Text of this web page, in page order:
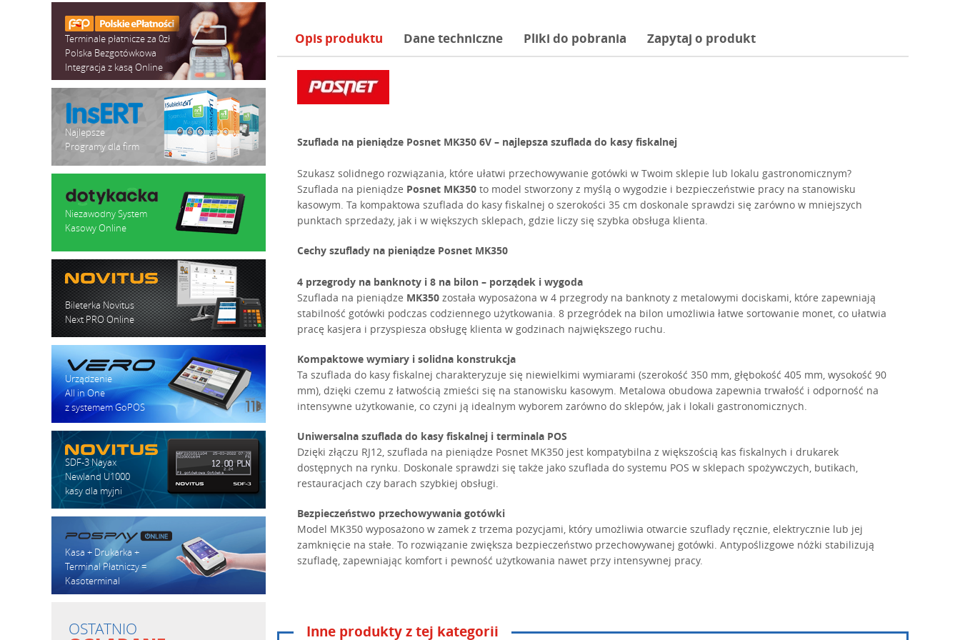
Opis produktu Dane techniczne Pliki do pobrania Zapytaj o produkt
Szuflada na pieniądze Posnet MK350 6V – najlepsza szuflada do kasy fiskalnej
Szukasz solidnego rozwiązania, które ułatwi przechowywanie gotówki w Twoim sklepie lub lokalu gastronomicznym?
Szuflada na pieniądze Posnet MK350 to model stworzony z myślą o wygodzie i bezpieczeństwie pracy na stanowisku
kasowym. Ta kompaktowa szuflada do kasy fiskalnej o szerokości 35 cm doskonale sprawdzi się zarówno w mniejszych
punktach sprzedaży, jak i w większych sklepach, gdzie liczy się szybka obsługa klienta.
Cechy szuflady na pieniądze Posnet MK350
4 przegrody na banknoty i 8 na bilon – porządek i wygoda
Szuflada na pieniądze MK350 została wyposażona w 4 przegrody na banknoty z metalowymi dociskami, które zapewniają
stabilność gotówki podczas codziennego użytkowania. 8 przegródek na bilon umożliwia łatwe sortowanie monet, co ułatwia
pracę kasjera i przyspiesza obsługę klienta w godzinach największego ruchu.
Kompaktowe wymiary i solidna konstrukcja
Ta szuflada do kasy fiskalnej charakteryzuje się niewielkimi wymiarami (szerokość 350 mm, głębokość 405 mm, wysokość 90
mm), dzięki czemu z łatwością zmieści się na stanowisku kasowym. Metalowa obudowa zapewnia trwałość i odporność na
intensywne użytkowanie, co czyni ją idealnym wyborem zarówno do sklepów, jak i lokali gastronomicznych.
Uniwersalna szuflada do kasy fiskalnej i terminala POS
Dzięki złączu RJ12, szuflada na pieniądze Posnet MK350 jest kompatybilna z większością kas fiskalnych i drukarek
dostępnych na rynku. Doskonale sprawdzi się także jako szuflada do systemu POS w sklepach spożywczych, butikach,
restauracjach czy barach szybkiej obsługi.
Bezpieczeństwo przechowywania gotówki
Model MK350 wyposażono w zamek z trzema pozycjami, który umożliwia otwarcie szuflady ręcznie, elektrycznie lub jej
zamknięcie na stałe. To rozwiązanie zwiększa bezpieczeństwo przechowywanej gotówki. Antypoślizgowe nóżki stabilizują
szufladę, zapewniając komfort i pewność użytkowania nawet przy intensywnej pracy.
Wymiary max. 350 (szer) x 405 (gł) x 90 (wys) mm
Inne produkty z tej kategorii
Terminale płatnicze za 0zł
Polska Bezgotówkowa
Integracja z kasą Online
Najlepsze
Programy dla firm
Niezawodny System
Kasowy Online
Bileterka Novitus
Next PRO Online
Urządzenie
All in One
z systemem GoPOS
SDF-3 Nayax
Newland U1000
kasy dla myjni
Kasa + Drukarka +
Terminal Płatniczy =
Kasoterminal
OSTATNIO